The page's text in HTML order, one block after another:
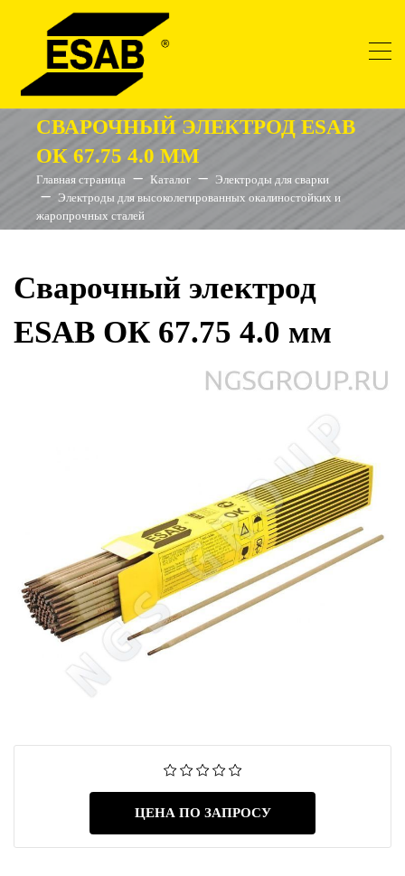
СВАРОЧНЫЙ ЭЛЕКТРОД ESAB
ОК 67.75 4.0 ММ
Главная страница Каталог
Электроды для сварки
Электроды для высоколегированных окалиностойких и
жаропрочных сталей
Сварочный электрод
ESAB ОК 67.75 4.0 мм
ЦЕНА ПО ЗАПРОСУ